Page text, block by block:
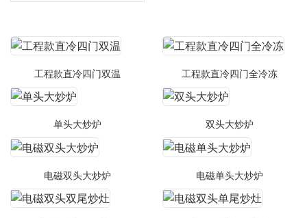
工程款直冷四门双温 工程款直冷四门全冷冻
单头大炒炉 双头大炒炉
电磁双头大炒炉 电磁单头大炒炉